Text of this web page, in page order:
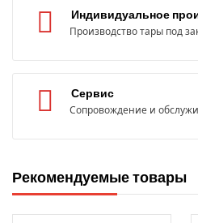
Индивидуальное
Производство тары под
Сервис
Сопровождение и
Рекомендуемые товары